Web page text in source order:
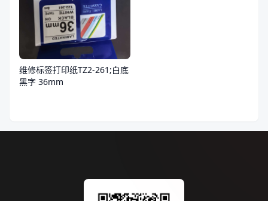
维修标签打印纸TZ2-261;白底
黑字 36mm